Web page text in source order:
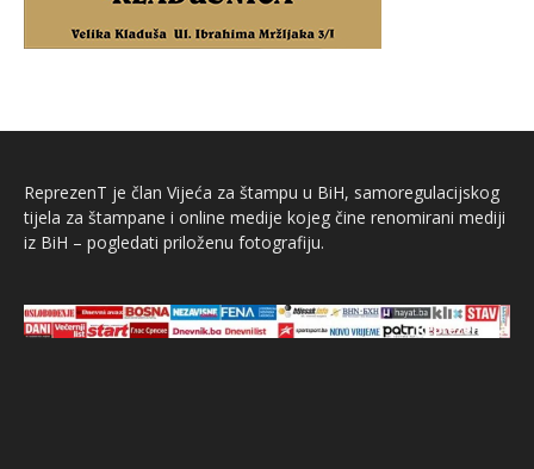
ReprezenT je član Vijeća za štampu u BiH, samoregulacijskog
tijela za štampane i online medije kojeg čine renomirani mediji
iz BiH – pogledati priloženu fotografiju.